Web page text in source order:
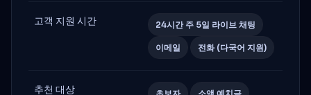
고객 지원 시간 24시간 주 5일 라이브 채팅
이메일 전화 (다국어 지원)
추천 대상